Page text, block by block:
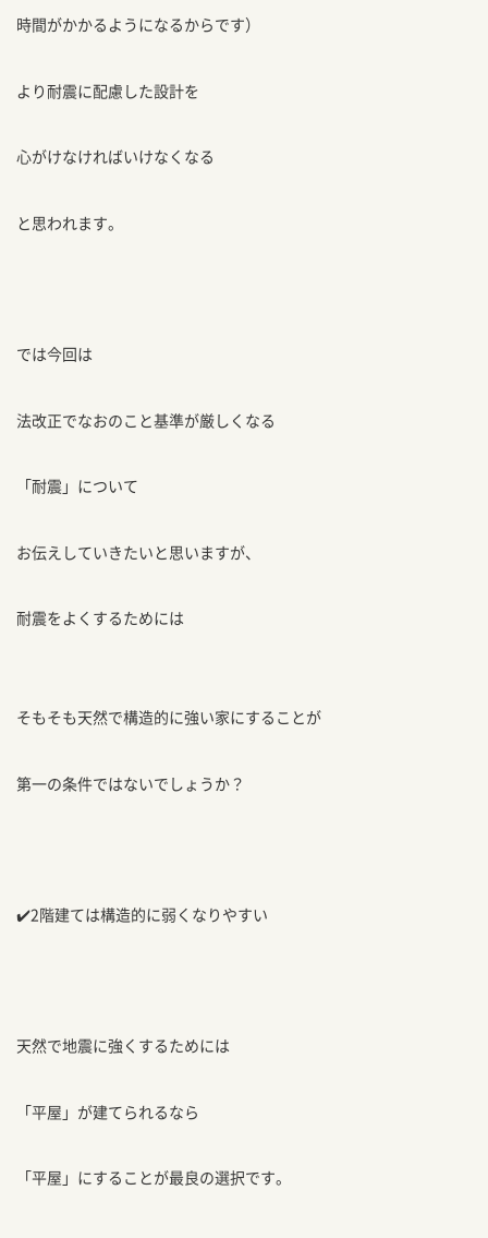
時間がかかるようになるからです）
より耐震に配慮した設計を
心がけなければいけなくなる
と思われます。
では今回は
法改正でなおのこと基準が厳しくなる
「耐震」について
お伝えしていきたいと思いますが、
耐震をよくするためには
そもそも天然で構造的に強い家にすることが
第一の条件ではないでしょうか？
✔️2階建ては構造的に弱くなりやすい
天然で地震に強くするためには
「平屋」が建てられるなら
「平屋」にすることが最良の選択です。